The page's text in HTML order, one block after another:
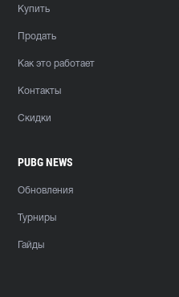
Купить
Продать
Как это работает
Контакты
Скидки
PUBG NEWS
Обновления
Турниры
Гайды